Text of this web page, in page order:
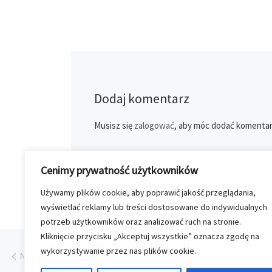
Cenimy prywatność użytkowników
Używamy plików cookie, aby poprawić jakość przeglądania,
wyświetlać reklamy lub treści dostosowane do indywidualnych
potrzeb użytkowników oraz analizować ruch na stronie.
Kliknięcie przycisku „Akceptuj wszystkie” oznacza zgodę na
wykorzystywanie przez nas plików cookie.
Dodaj komentarz
Musisz się zalogować, aby móc dodać
Przeglądanie Wpisów
Poprzedni post
NA ŚCIANĘ I DO KIESZENI